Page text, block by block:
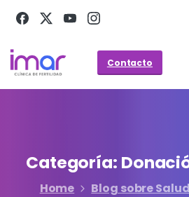
Contacto
Categoría:
Home
Blog sobre